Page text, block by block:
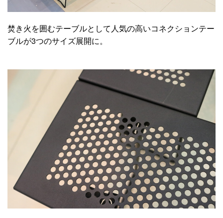
焚き火を囲むテーブルとして人気の高いコネクションテー
ブルが3つのサイズ展開に。